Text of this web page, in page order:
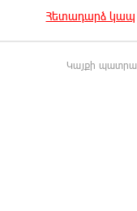
Հետադարձ կապ
Կայքի